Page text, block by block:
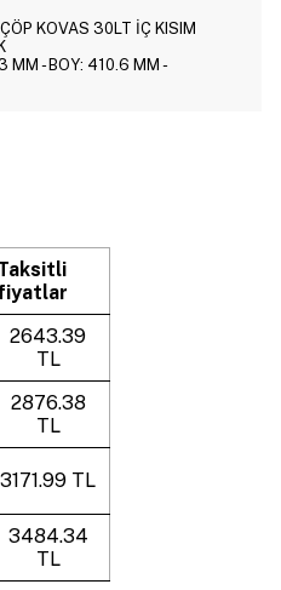
KOVAS 30LT İÇ KISIM
MM - BOY: 410.6 MM -
2643.39
TL
2876.38
TL
3171.99 TL
3484.34
TL